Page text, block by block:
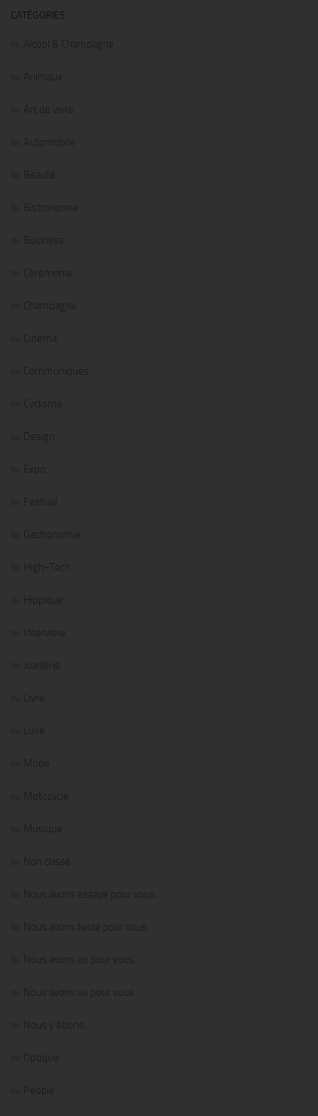
CATÉGORIES
Alcool & Champagne
Animaux
Art de vivre
Automobile
Beauté
Bistronomie
Business
Cérémonie
Champagne
Cinéma
Communiqués
Cyclisme
Design
Expo
Festival
Gastronomie
High-Tech
Hippique
Interview
Joaillerie
Livre
Luxe
Mode
Motocycle
Musique
Non classé
Nous avons essayé pour vous…
Nous avons testé pour vous…
Nous avons vu pour vous…
Nous avons vu pour vous…
Nous y étions…
Optique
People